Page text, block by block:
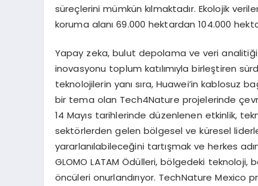
süreçlerini mümkün kılmaktadır. Ekolojik
koruma alanı 69.000 hektardan 104.000
Yapay zeka, bulut depolama ve veri
inovasyonu toplum katılımıyla birleştiren
teknolojilerin yanı sıra, Huawei’in kablosuz
bir tema olan Tech4Nature projelerinde
14 Mayıs tarihlerinde düzenlenen etkinlik,
sektörlerden gelen bölgesel ve küresel
yararlanılabileceğini tartışmak ve herkes
GLOMO LATAM Ödülleri, bölgedeki teknoloji,
öncüleri onurlandırıyor. TechNature Mexico